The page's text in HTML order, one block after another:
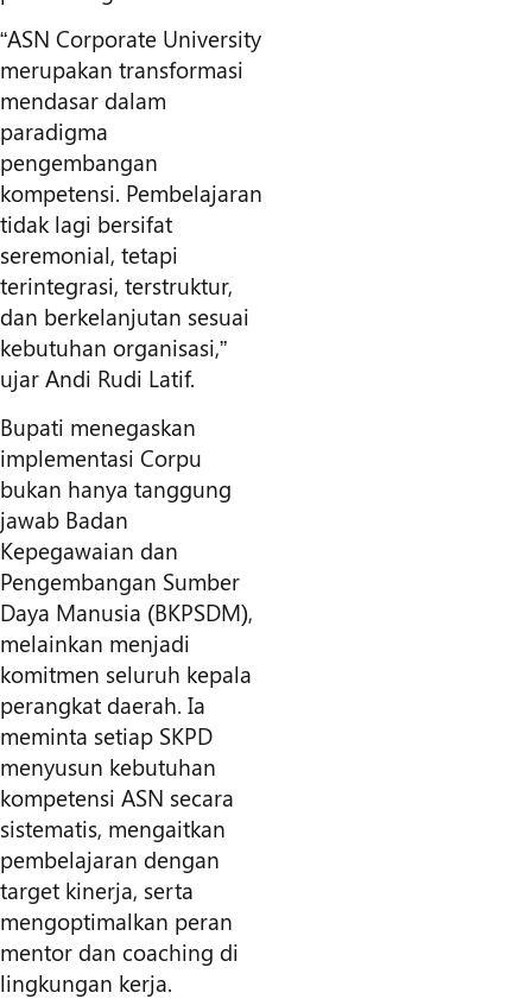
“ASN Corporate University
merupakan transformasi
mendasar dalam
paradigma
pengembangan
kompetensi. Pembelajaran
tidak lagi bersifat
seremonial, tetapi
terintegrasi, terstruktur,
dan berkelanjutan sesuai
kebutuhan organisasi,”
ujar Andi Rudi Latif.
Bupati menegaskan
implementasi Corpu
bukan hanya tanggung
jawab Badan
Kepegawaian dan
Pengembangan Sumber
Daya Manusia (BKPSDM),
melainkan menjadi
komitmen seluruh kepala
perangkat daerah. Ia
meminta setiap SKPD
menyusun kebutuhan
kompetensi ASN secara
sistematis, mengaitkan
pembelajaran dengan
target kinerja, serta
mengoptimalkan peran
mentor dan coaching di
lingkungan kerja.